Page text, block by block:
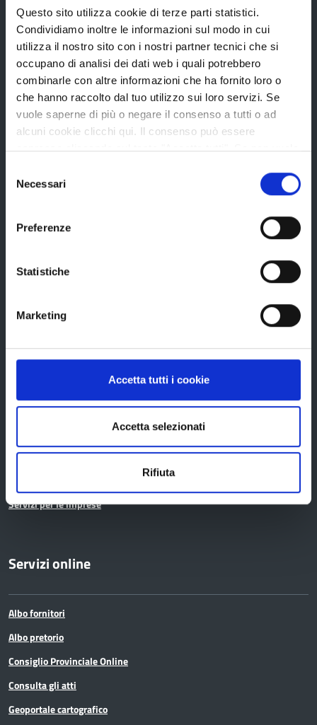
Questo sito utilizza cookie di terze parti statistici.
Condividiamo inoltre le informazioni sul modo in cui
utilizza il nostro sito con i nostri partner tecnici che si
occupano di analisi dei dati web i quali potrebbero
combinarle con altre informazioni che ha fornito loro o
che hanno raccolto dal tuo utilizzo sui loro servizi. Se
vuole saperne di più o negare il consenso a tutti o ad
alcuni cookie clicchi qui. Il consenso può essere
espresso cliccando sul tasto "Accetta tutti". Se non vuole
tasto "Rifiuta".
delNecessari
Preferenze
Statistiche
Marketing
Accetta tutti i cookie
Accetta selezionati
Rifiuta
Avvisi pubblici
Concorsi e selezioni
In scadenza
Aree tematiche
Bilancio
Osservatori e statistiche
Pianificazione territoriale
Protocolli di legalità
Servizi per i cittadini
Servizi per le imprese
Servizi online
Albo fornitori
Albo pretorio
Consiglio Provinciale Online
Consulta gli atti
Geoportale cartografico